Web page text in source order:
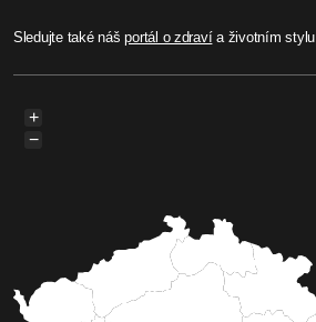
Sledujte také nášportál o zdravía životním stylu
+
−